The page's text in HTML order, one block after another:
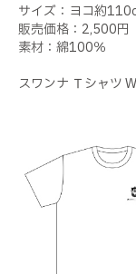
サイズ：ヨコ約
販売価格：2,500円
素材：綿100％
スワンナ Ｔシャツ